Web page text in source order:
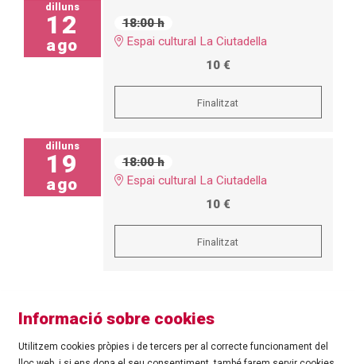
dilluns
12
ago
18:00 h
Espai cultural La Ciutadella
10 €
Finalitzat
dilluns
19
ago
18:00 h
Espai cultural La Ciutadella
10 €
Finalitzat
Informació sobre cookies
Utilitzem cookies pròpies i de tercers per al correcte funcionament del